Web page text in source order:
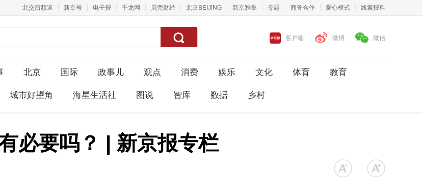
北交所频道 新京号 电子报 千龙网 贝壳财经 北京BEIJING 新京雅集 专题 商务合作 爱心模式 线索报料
客户端 微博 微信
北京 国际 政事儿 观点 消费 娱乐 文化 体育 教育
城市好望角 海星生活社 图说 智库 数据 乡村
必要吗？ | 新京报专栏